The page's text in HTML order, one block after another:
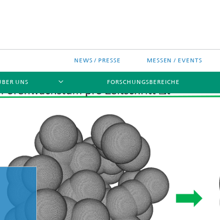
NEWS / PRESSE MESSEN / EVENTS
UNS FORSCHUNGSBEREICHE
Chip-Design-Center